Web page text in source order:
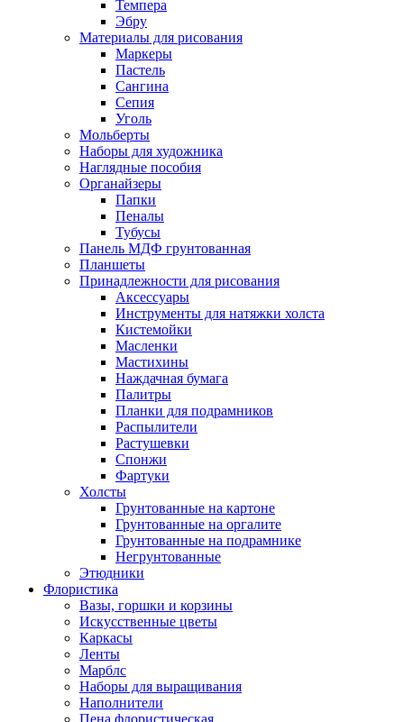
Темпера
Эбру
Материалы для рисования
Маркеры
Пастель
Сангина
Сепия
Уголь
Мольберты
Наборы для художника
Наглядные пособия
Органайзеры
Папки
Пеналы
Тубусы
Панель МДФ грунтованная
Планшеты
Принадлежности для рисования
Аксессуары
Инструменты для натяжки холста
Кистемойки
Масленки
Мастихины
Наждачная бумага
Палитры
Планки для подрамников
Распылители
Растушевки
Спонжи
Фартуки
Холсты
Грунтованные на картоне
Грунтованные на оргалите
Грунтованные на подрамнике
Негрунтованные
Этюдники
Флористика
Вазы, горшки и корзины
Искусственные цветы
Каркасы
Ленты
Марблс
Наборы для выращивания
Наполнители
Пена флористическая